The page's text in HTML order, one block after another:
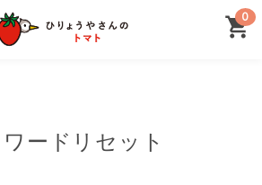
0
ードリセット